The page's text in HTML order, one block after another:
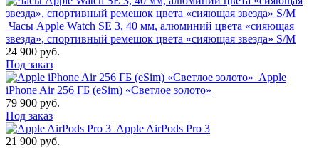
Часы Apple Watch SE 3, 40 мм, алюминий цвета «сияющая
звезда», спортивный ремешок цвета «сияющая звезда» S/M
24 900 руб.
Под заказ
Apple
iPhone Air 256 ГБ (eSim) «Светлое золото»
79 900 руб.
Под заказ
Apple AirPods Pro 3
21 900 руб.